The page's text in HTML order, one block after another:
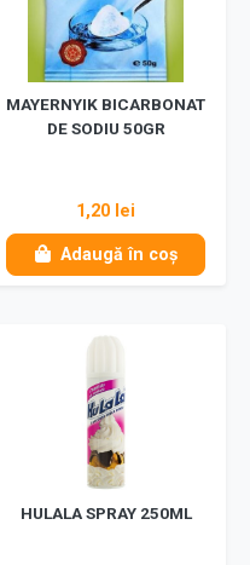
MAYERNYIK BICARBONAT
DE SODIU 50GR
1,20 lei
Adaugă în coș
HULALA SPRAY 250ML